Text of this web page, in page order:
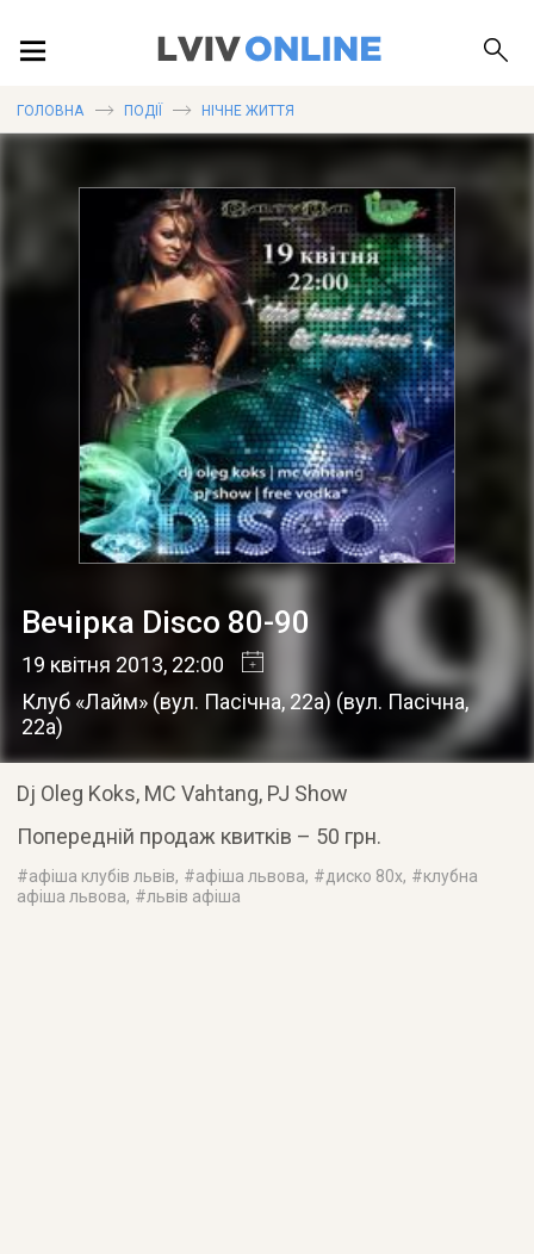
ЛОКАЦІЇ
ПУБЛІКАЦІЇ
ДОВІДКА
ГОЛОВНА ПОДІЇ НІЧНЕ ЖИТТЯ
Вечірка Disco 80-90
19 квітня 2013, 22:00
Клуб «Лайм» (вул. Пасічна, 22а) (вул. Пасічна,
22а)
Dj Oleg Koks, MC Vahtang, PJ Show
Попередній продаж квитків – 50 грн.
#афіша клубів львів, #афіша львова, #диско 80х, #клубна
афіша львова, #львів афіша